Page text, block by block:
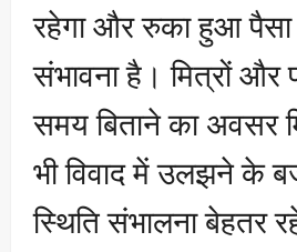
रहेगा और रुका हुआ पैसा
संभावना है। मित्रों और
समय बिताने का अवसर
भी विवाद में उलझने के
स्थिति संभालना बेहतर